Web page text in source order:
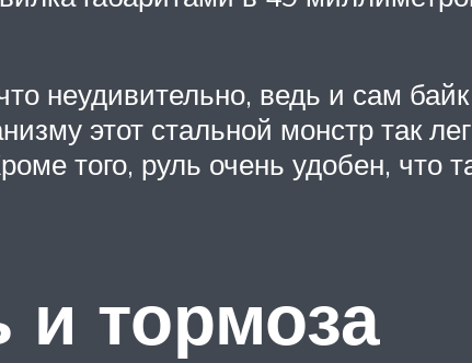
неудивительно, ведь и сам
этот стальной монстр так
того, руль очень удобен, что
и тормоза